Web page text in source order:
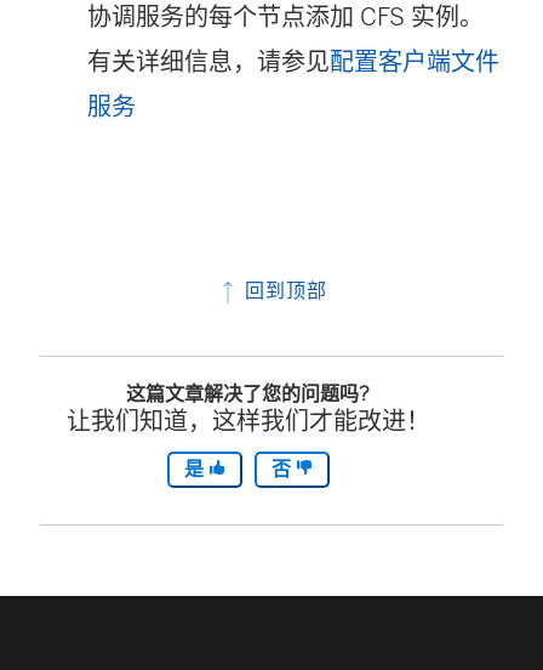
协调服务的每个节点添加 CFS 实例。
有关详细信息，请参见配置客户端文件
服务
回到顶部
这篇文章解决了您的问题吗?
让我们知道，这样我们才能改进！
是 否